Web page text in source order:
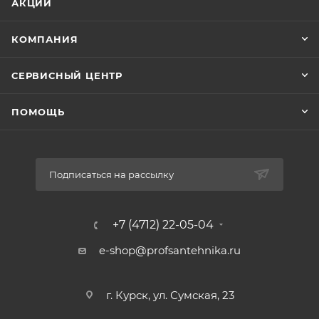
Материал мембраны гидроаккумулятора – этилен-
АКЦИИ
КОМПАНИЯ
СЕРВИСНЫЙ ЦЕНТР
ПОМОЩЬ
Подписаться на рассылку
+7 (4712) 22-05-04
e-shop@profsantehnika.ru
г. Курск, ул. Сумская, 23